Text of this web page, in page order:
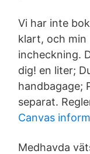
Vi har inte
klart, och min
incheckning.
dig! en liter;
handbagage;
separat.
Canvas
Medhavda